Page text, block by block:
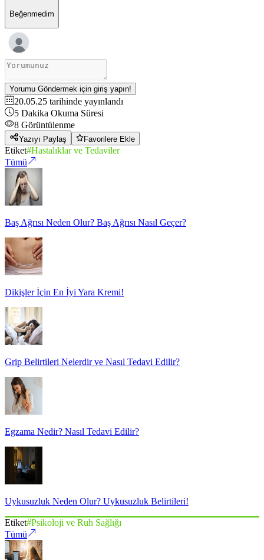
Beğenmedim
Yorumu Göndermek için giriş yapın!
20.05.25 tarihinde yayınlandı
5 Dakika Okuma Süresi
8 Görüntülenme
Yazıyı Paylaş Favorilere Ekle
Etiket#Hastalıklar ve Tedaviler
Tümü
Baş Ağrısı Neden Olur? Baş Ağrısı Nasıl Geçer?
Dikişler İçin En İyi Yara Kremi!
Grip Belirtileri Nelerdir ve Nasıl Tedavi Edilir?
Egzama Nedir? Nasıl Tedavi Edilir?
Uykusuzluk Neden Olur? Uykusuzluk Belirtileri!
Etiket#Psikoloji ve Ruh Sağlığı
Tümü